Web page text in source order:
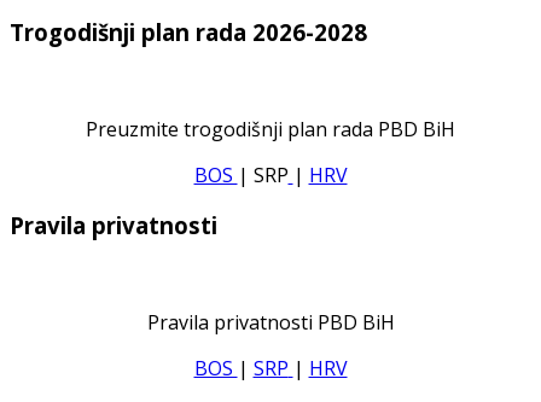
Trogodišnji plan rada 2026-2028
Preuzmite trogodišnji plan rada PBD BiH
BOS | SRP | HRV
Pravila privatnosti
Pravila privatnosti PBD BiH
BOS | SRP | HRV